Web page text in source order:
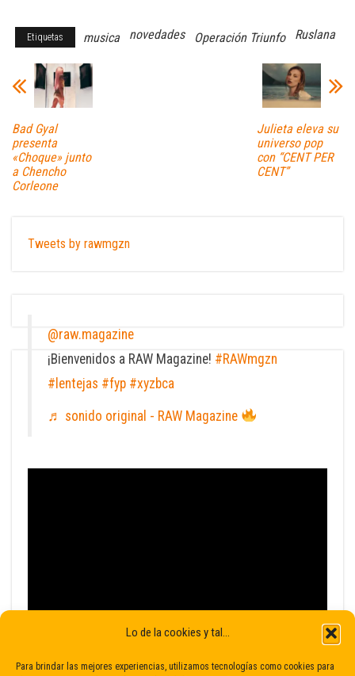
Lo de la cookies y tal...
Para brindar las mejores experiencias, utilizamos tecnologías como cookies para
Etiquetas musica novedades Operación Triunfo Ruslana
Bad Gyal
presenta
«Choque» junto
a Chencho
Corleone
Julieta eleva su
universo pop
con “CENT PER
CENT”
Tweets by rawmgzn
@raw.magazine
¡Bienvenidos a RAW Magazine! #RAWmgzn
#lentejas #fyp #xyzbca
♬ sonido original - RAW Magazine